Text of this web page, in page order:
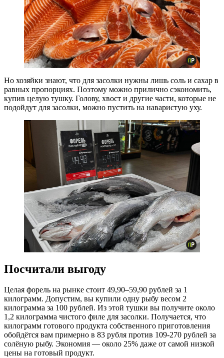
Но хозяйки знают, что для засолки нужны лишь соль и сахар в
равных пропорциях. Поэтому можно прилично сэкономить,
купив целую тушку. Голову, хвост и другие части, которые не
подойдут для засолки, можно пустить на наваристую уху.
Посчитали выгоду
Целая форель на рынке стоит 49,90–59,90 рублей за 1
килограмм. Допустим, вы купили одну рыбу весом 2
килограмма за 100 рублей. Из этой тушки вы получите около
1,2 килограмма чистого филе для засолки. Получается, что
килограмм готового продукта собственного приготовления
обойдётся вам примерно в 83 рубля против 109-270 рублей за
солёную рыбу. Экономия — около 25% даже от самой низкой
цены на готовый продукт.